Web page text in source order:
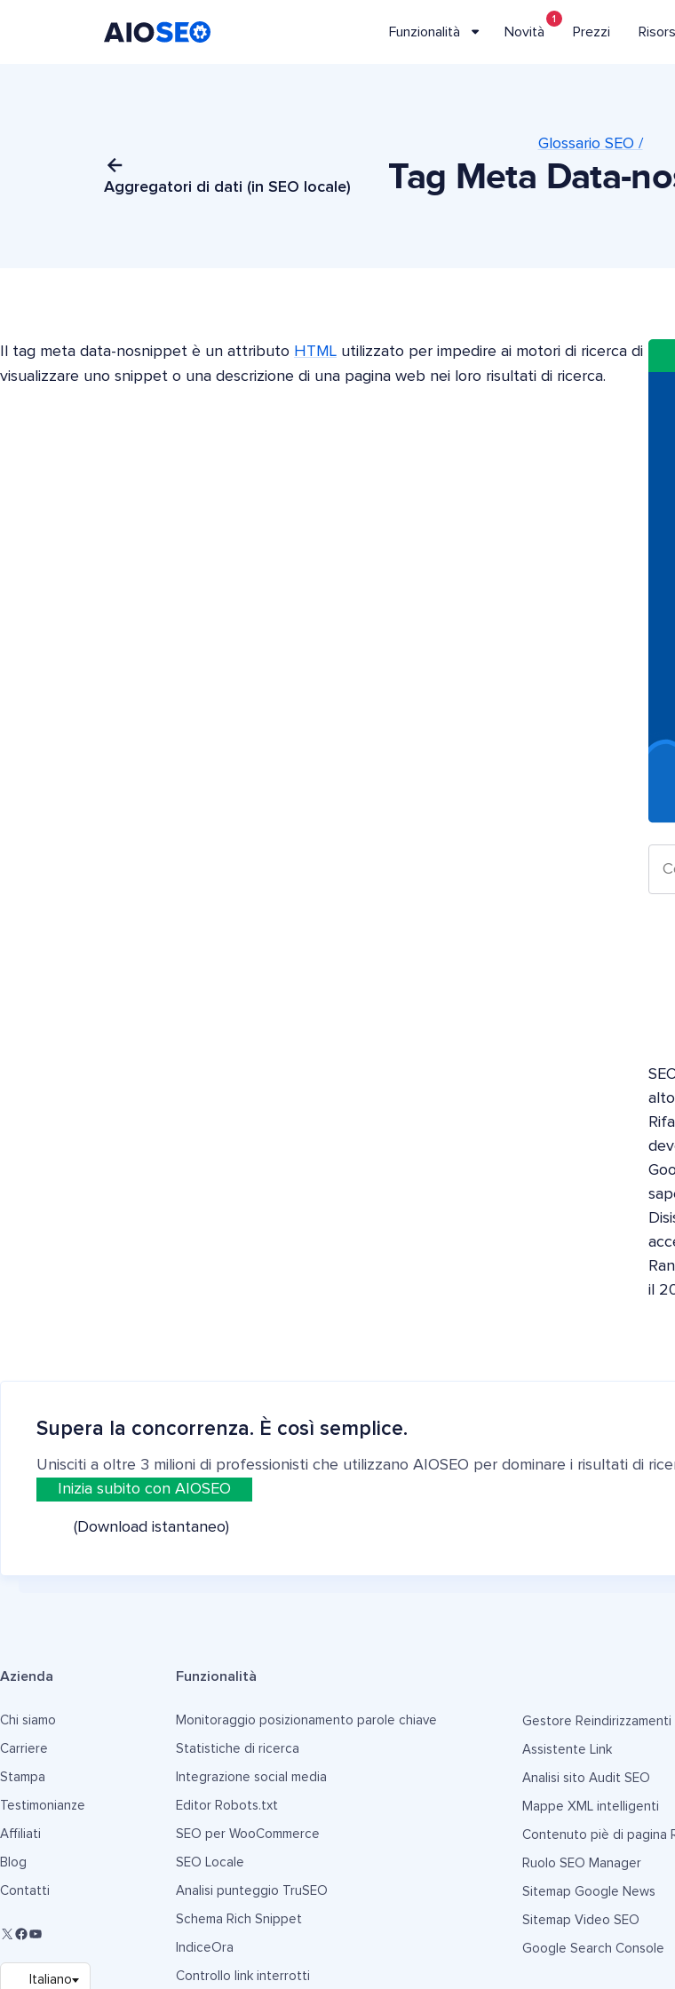
Funzionalità Novità
1
Prezzi
Aggregatori di dati (in SEO locale)
Glossario SEO /
Tag Meta Data-
Il tag meta data-nosnippet è un attributo HTML utilizzato per impedire ai motori di ricerca di
visualizzare uno snippet o una descrizione di una pagina web nei loro risultati di ricerca.
il
Supera la concorrenza. È così semplice.
Unisciti a oltre 3 milioni di professionisti che utilizzano AIOSEO per dominare i risultati di
Inizia subito con AIOSEO
(Download istantaneo)
Azienda
Chi siamo
Carriere
Stampa
Testimonianze
Affiliati
Blog
Contatti
Funzionalità
Monitoraggio posizionamento parole chiave
Statistiche di ricerca
Integrazione social media
Editor Robots.txt
SEO per WooCommerce
SEO Locale
Analisi punteggio TruSEO
Schema Rich Snippet
IndiceOra
Controllo link interrotti
Gestore Reindirizzamenti
Assistente Link
Analisi sito Audit SEO
Mappe XML intelligenti
Contenuto piè di pagina
Ruolo SEO Manager
Sitemap Google News
Sitemap Video SEO
Google Search Console